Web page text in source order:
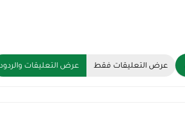
عرض التعليقات فقط عرض التعليقات والردود